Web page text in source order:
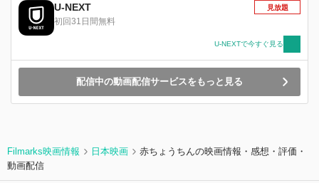
U-NEXT
初回31日間無料
見放題
U-NEXTで今すぐ見る
配信中の動画配信サービスをもっと見る
Filmarks映画情報 日本映画
赤ちょうちんの映画情報・感想・評価・
動画配信